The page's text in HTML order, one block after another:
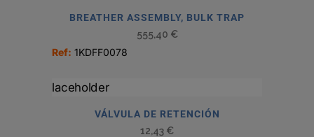
BREATHER ASSEMBLY, BULK TRAP
555,40 €
Ref: 1KDFF0078
VÁLVULA DE RETENCIÓN
12,43 €